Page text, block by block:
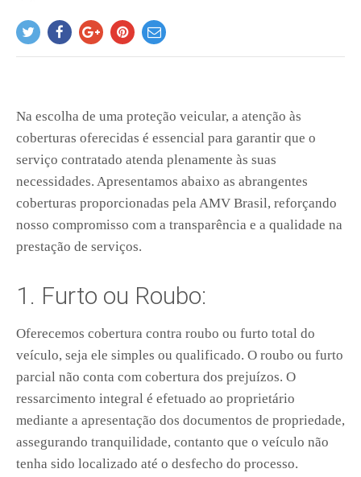
Na escolha de uma proteção veicular, a atenção às
coberturas oferecidas é essencial para garantir que o
serviço contratado atenda plenamente às suas
necessidades. Apresentamos abaixo as abrangentes
coberturas proporcionadas pela AMV Brasil, reforçando
nosso compromisso com a transparência e a qualidade na
prestação de serviços.
1. Furto ou Roubo:
Oferecemos cobertura contra roubo ou furto total do
veículo, seja ele simples ou qualificado. O roubo ou furto
parcial não conta com cobertura dos prejuízos. O
ressarcimento integral é efetuado ao proprietário
mediante a apresentação dos documentos de propriedade,
assegurando tranquilidade, contanto que o veículo não
tenha sido localizado até o desfecho do processo.